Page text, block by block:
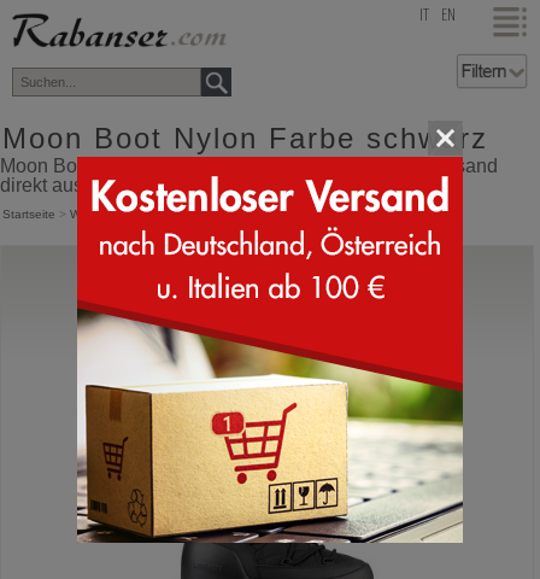
top EN
Moon Boot Nylon Farbe schwarz
Moon Boot Nylon Farbe schwarz Online Shop mit Versand
direkt aus Italien
Startseite > Winterstiefel >Moon Boot Nylon
Moon Boot®
Mezzaluna Quilted High WP